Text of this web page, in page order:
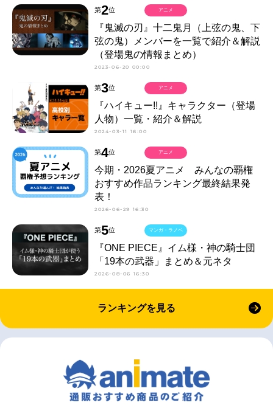
第2位
『鬼滅の刃』十二鬼月（上弦の鬼、下
弦の鬼）メンバーを一覧で紹介＆解説
（登場鬼の情報まとめ）
2023-06-20 00:00
アニメ
第3位
『ハイキュー!!』キャラクター（登場
人物）一覧・紹介＆解説
2024-03-11 16:00
アニメ
第4位
今期・2026夏アニメ みんなの覇権
おすすめ作品ランキング最終結果発
表！
2026-06-29 16:30
アニメ
第5位
『ONE PIECE』イム様・神の騎士団
「19本の武器」まとめ＆元ネタ
2026-08-06 16:30
マンガ・ラノベ
ランキングを見る